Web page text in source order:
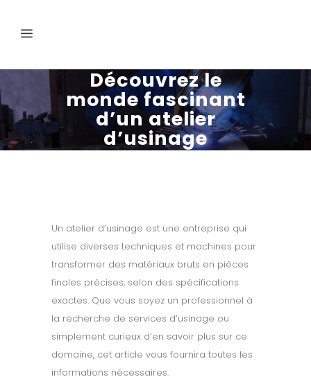
Découvrez le
monde fascinant
d’un atelier
d’usinage
Un atelier d’usinage est une entreprise qui
utilise diverses techniques et machines pour
transformer des matériaux bruts en pièces
finales précises, selon des spécifications
exactes. Que vous soyez un professionnel à
la recherche de services d’usinage ou
simplement curieux d’en savoir plus sur ce
domaine, cet article vous fournira toutes les
informations nécessaires.